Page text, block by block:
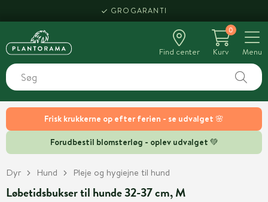
Frisk krukkerne op efter ferien - se udvalget 🌸
Forudbestil blomsterløg - oplev udvalget 💚
GROGARANTI
Find center
0
Kurv
Menu
Dyr Hund Pleje og hygiejne til hund
Løbetidsbukser til hunde 32-37 cm, M